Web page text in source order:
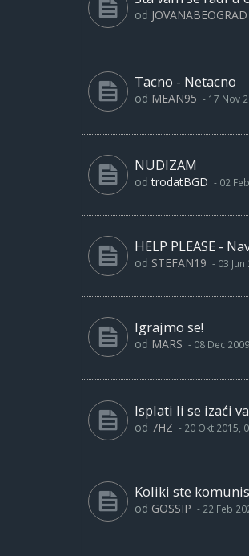
od JOVANABEOGRAD
Tacno - Netacno
od MEAN95 - 17 Nov
NUDIZAM
odtrodatBGD - 02
HELP PLEASE -
od STEFAN19 - 03
Igrajmo se!
od MARS - 08 Dec
Isplati li se izaći
od 7HZ - 20 Okt 2015,
Koliki ste
od GOSSIP - 22 Feb